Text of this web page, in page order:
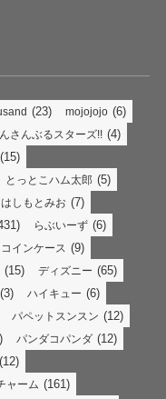
(23) mojojojo (6)
さんぶるスターズ!! (4)
(15)
とっとこハム太郎 (5)
はしもとみお (7)
らぶいーず (6)
コインケース (9)
(15) ディズニー (65)
(3) ハイキュー (6)
パペットスンスン (12)
パンダコパンダ (12)
(12)
ャーム (161)